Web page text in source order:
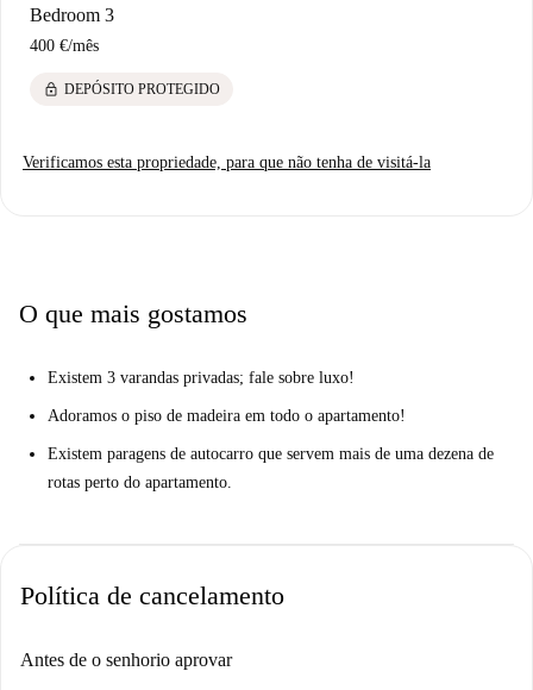
Bedroom 3
400 €/mês
lock DEPÓSITO PROTEGIDO
Verificamos esta propriedade, para que não tenha de visitá-la
O que mais gostamos
Existem 3 varandas privadas; fale sobre luxo!
Adoramos o piso de madeira em todo o apartamento!
Existem paragens de autocarro que servem mais de uma dezena de
rotas perto do apartamento.
Política de cancelamento
Antes de o senhorio aprovar